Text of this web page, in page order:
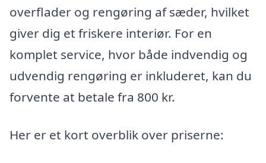
overflader og rengøring af sæder, hvilket
giver dig et friskere interiør. For en
komplet service, hvor både indvendig og
udvendig rengøring er inkluderet, kan du
forvente at betale fra 800 kr.
Her er et kort overblik over priserne: